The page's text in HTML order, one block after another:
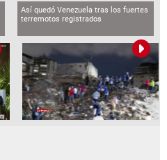
Así quedó Venezuela tras los fuertes
terremotos registrados